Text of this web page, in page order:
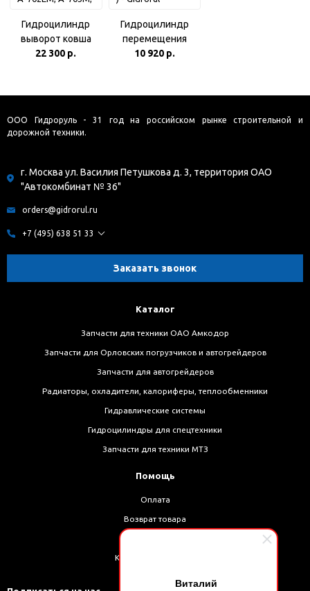
Виталий
Гидроцилиндр
выворот ковша
переднего для
А-702ЕА, А-702ЕМ,
(КГЦ373А.63-40-
22 300 р.
Гидроцилиндр
перемещения
коретки
(КГЦ441.50-32-200 )
10 920 р.
ООО Гидроруль - 31 год на российском рынке строительной и
дорожной техники.
г. Москва ул. Василия Петушкова д. 3, территория ОАО
"Автокомбинат № 36"
orders@gidrorul.ru
+7 (495) 638 51 33
Заказать звонок
Каталог
Запчасти для техники ОАО Амкодор
Запчасти для Орловских погрузчиков и автогрейдеров
Запчасти для автогрейдеров
Радиаторы, охладители, калориферы, теплообменники
Гидравлические системы
Гидроцилиндры для спецтехники
Запчасти для техники МТЗ
Помощь
Оплата
Возврат товара
Как оформить заказ